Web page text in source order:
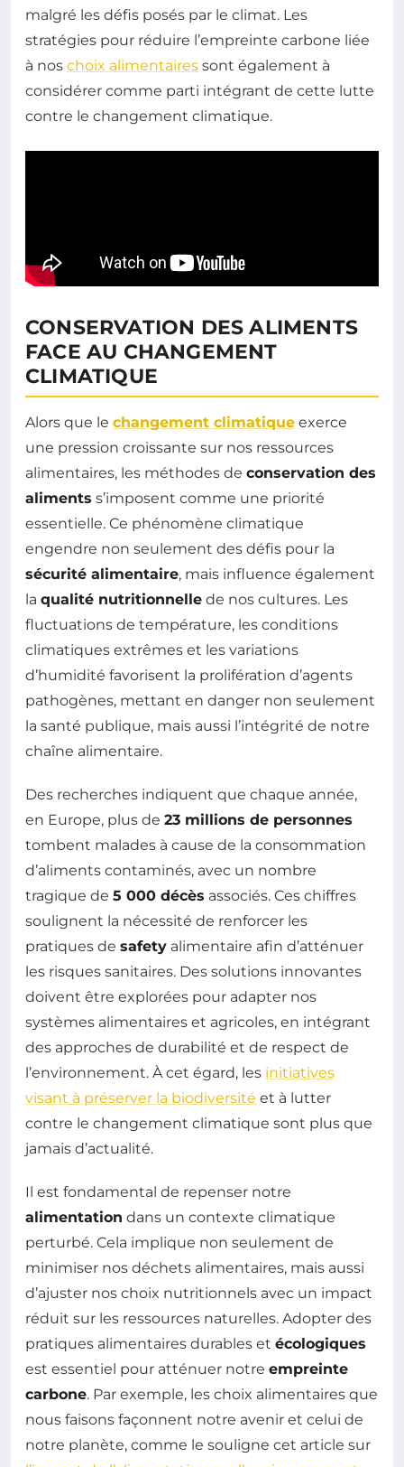
malgré les défis posés par le climat. Les
stratégies pour réduire l’empreinte carbone liée
à nos choix alimentaires sont également à
considérer comme parti intégrant de cette lutte
contre le changement climatique.
CONSERVATION DES ALIMENTS
FACE AU CHANGEMENT
CLIMATIQUE
Alors que le changement climatique exerce
une pression croissante sur nos ressources
alimentaires, les méthodes de conservation des
aliments s’imposent comme une priorité
essentielle. Ce phénomène climatique
engendre non seulement des défis pour la
sécurité alimentaire, mais influence également
la qualité nutritionnelle de nos cultures. Les
fluctuations de température, les conditions
climatiques extrêmes et les variations
d’humidité favorisent la prolifération d’agents
pathogènes, mettant en danger non seulement
la santé publique, mais aussi l’intégrité de notre
chaîne alimentaire.
Des recherches indiquent que chaque année,
en Europe, plus de 23 millions de personnes
tombent malades à cause de la consommation
d’aliments contaminés, avec un nombre
tragique de 5 000 décès associés. Ces chiffres
soulignent la nécessité de renforcer les
pratiques de safety alimentaire afin d’atténuer
les risques sanitaires. Des solutions innovantes
doivent être explorées pour adapter nos
systèmes alimentaires et agricoles, en intégrant
des approches de durabilité et de respect de
l’environnement. À cet égard, les initiatives
visant à préserver la biodiversité et à lutter
contre le changement climatique sont plus que
jamais d’actualité.
Il est fondamental de repenser notre
alimentation dans un contexte climatique
perturbé. Cela implique non seulement de
minimiser nos déchets alimentaires, mais aussi
d’ajuster nos choix nutritionnels avec un impact
réduit sur les ressources naturelles. Adopter des
pratiques alimentaires durables et écologiques
est essentiel pour atténuer notre empreinte
carbone. Par exemple, les choix alimentaires que
nous faisons façonnent notre avenir et celui de
notre planète, comme le souligne cet article sur